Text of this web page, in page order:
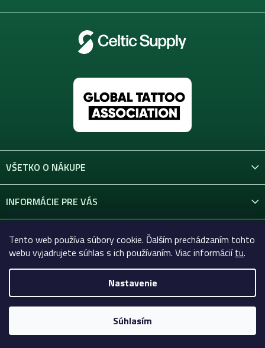
Tento web používa súbory cookie. Ďalším prechádzaním tohto
webu vyjadrujete súhlas s ich používaním. Viac informáciítu.
Nastavenie
Súhlasím
VŠETKO O NÁKUPE
INFORMÁCIE PRE VÁS
KONTAKT
Copyright 2026Celtic-Supply.sk | Všetko pre tetovanie a
permanentný makeup. Všetky práva vyhradené.